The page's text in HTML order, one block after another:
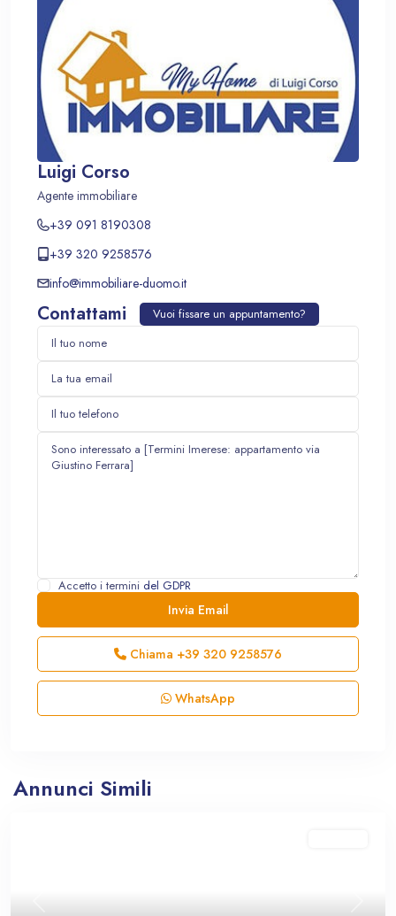
Luigi Corso
Agente immobiliare
+39 091 8190308
+39 320 9258576
info@immobiliare-duomo.it
Contattami Vuoi fissare un appuntamento?
Accetto i termini del GDPR
Chiama +39 320 9258576
WhatsApp
Annunci Simili